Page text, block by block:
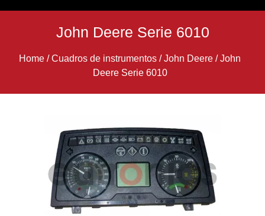
John Deere Serie 6010
Home /Cuadros de instrumentos /John Deere /John
Deere Serie 6010